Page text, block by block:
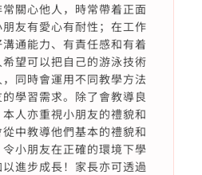
關心他人，時常帶着正面
友有愛心有耐性；在工作
通能力、有責任感和有着
望可以把自己的游泳技術
同時會運用不同教學方法
學習需求。除了會教導良
人亦重視小朋友的禮貌和
中教導他們基本的禮貌和
小朋友在正確的環境下學
進步成長！家長亦可透過